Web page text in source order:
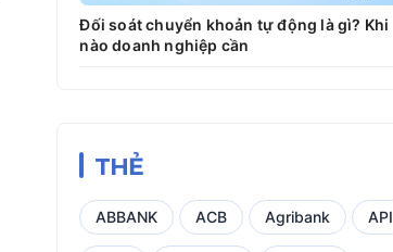
Đối soát chuyển khoản tự động là gì? Khi
nào doanh nghiệp cần
THẺ
ABBANK ACB Agribank API